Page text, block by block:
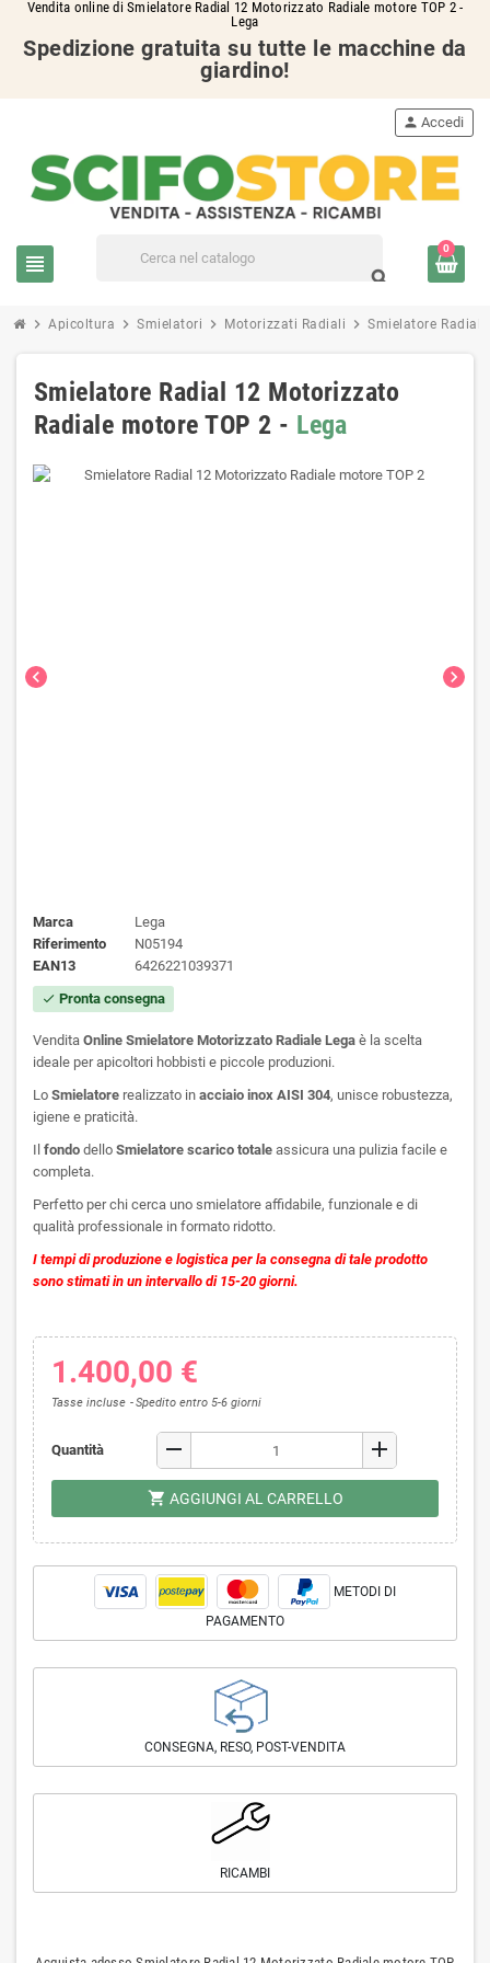
Vendita online di Smielatore Radial 12 Motorizzato Radiale motore TOP 2 -
Lega
Spedizione gratuita su tutte le macchine da
giardino!
view_headline
search
person Accedi
0
chevron_right Apicoltura chevron_right Smielatori chevron_right Motorizzati Radiali chevron_right Smielatore Radial
Smielatore Radial 12 Motorizzato
Radiale motore TOP 2 - Lega
chevron_left chevron_right
Marca
Lega
Riferimento
N05194
EAN13
6426221039371
check Pronta consegna
Vendita Online Smielatore Motorizzato Radiale Lega è la scelta
ideale per apicoltori hobbisti e piccole produzioni.
Lo Smielatore realizzato in acciaio inox AISI 304, unisce robustezza,
igiene e praticità.
Il fondo dello Smielatore scarico totale assicura una pulizia facile e
completa.
Perfetto per chi cerca uno smielatore affidabile, funzionale e di
qualità professionale in formato ridotto.
I tempi di produzione e logistica per la consegna di tale prodotto
sono stimati in un intervallo di 15-20 giorni.
1.400,00 €
Tasse incluse Spedito entro 5-6 giorni
Quantità remove add
shopping_cart AGGIUNGI AL CARRELLO
METODI DI
PAGAMENTO
CONSEGNA, RESO, POST-VENDITA
RICAMBI